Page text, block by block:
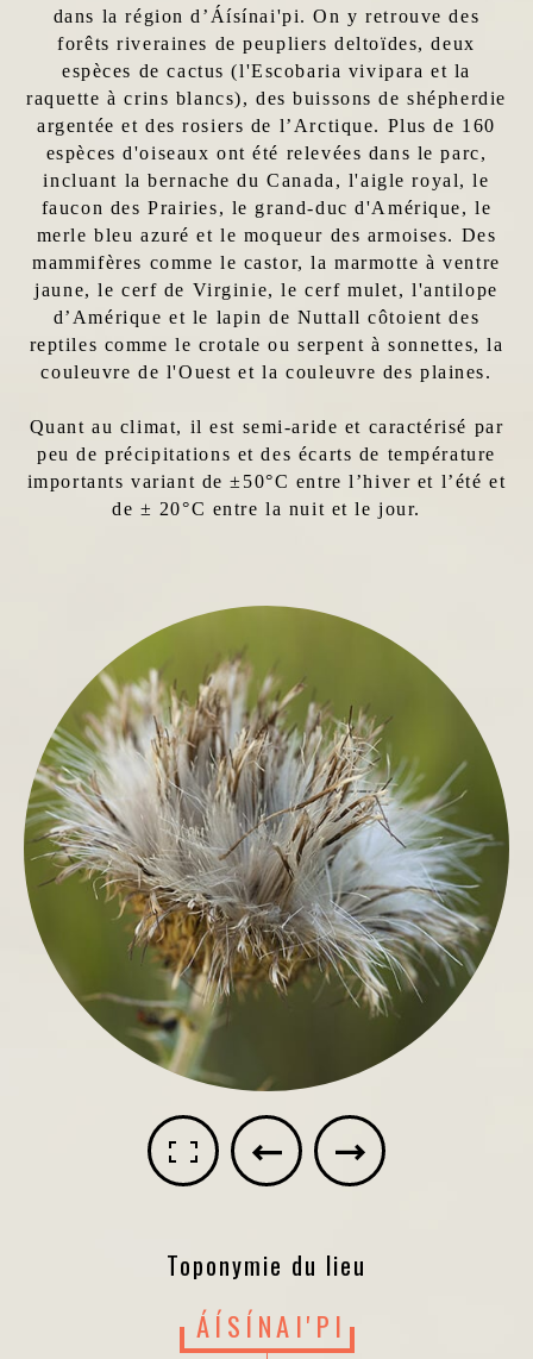
dans la région d’Áísínai'pi. On y retrouve des
forêts riveraines de peupliers deltoïdes, deux
espèces de cactus (l'Escobaria vivipara et la
raquette à crins blancs), des buissons de shépherdie
argentée et des rosiers de l’Arctique. Plus de 160
espèces d'oiseaux ont été relevées dans le parc,
incluant la bernache du Canada, l'aigle royal, le
faucon des Prairies, le grand-duc d'Amérique, le
merle bleu azuré et le moqueur des armoises. Des
mammifères comme le castor, la marmotte à ventre
jaune, le cerf de Virginie, le cerf mulet, l'antilope
d’Amérique et le lapin de Nuttall côtoient des
reptiles comme le crotale ou serpent à sonnettes, la
couleuvre de l'Ouest et la couleuvre des plaines.
Quant au climat, il est semi-aride et caractérisé par
peu de précipitations et des écarts de température
importants variant de ±50°C entre l’hiver et l’été et
de ± 20°C entre la nuit et le jour.
Toponymie du lieu
ÁÍSÍNAI'PI